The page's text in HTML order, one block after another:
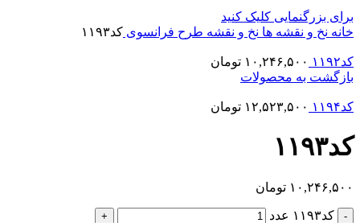
برای بزرگنمایی کلیک کنید
خانه نخ و نقشه ها نخ و نقشه طرح فرانسوی کد۱۱۹۳
کد۱۱۹۲ ۱۰,۲۴۶,۵۰۰ تومان
بازگشت به محصولات
کد۱۱۹۴ ۱۲,۵۲۳,۵۰۰ تومان
کد۱۱۹۳
۱۰,۲۴۶,۵۰۰ تومان
کد۱۱۹۳ عدد